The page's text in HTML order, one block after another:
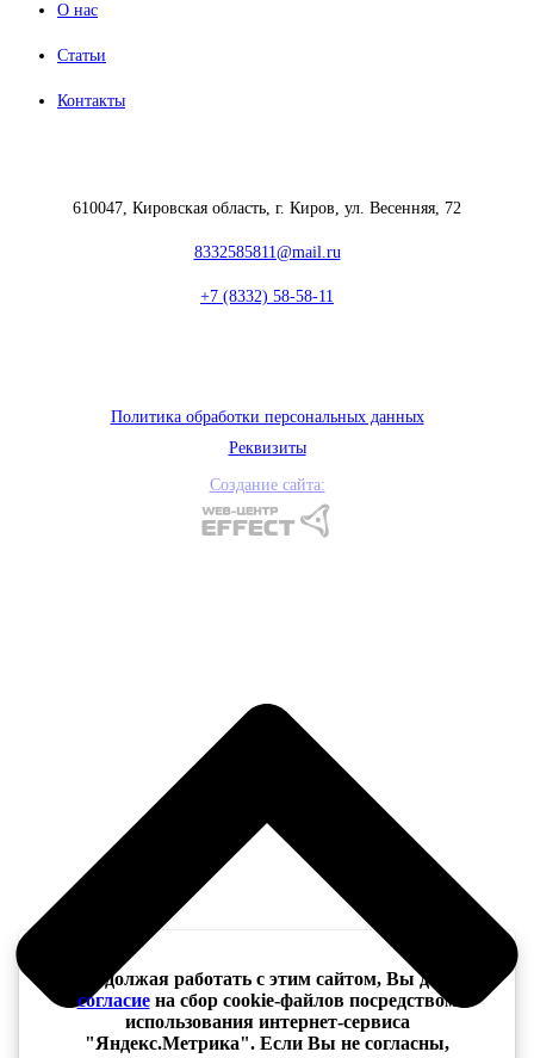
О нас
Статьи
Контакты
610047, Кировская область, г. Киров, ул. Весенняя, 72
8332585811@mail.ru
+7 (8332) 58-58-11
Политика обработки персональных данных
Реквизиты
Создание сайта:
Продолжая работать с этим сайтом, Вы даёте
согласиена сбор cookie-файлов посредством
использования интернет-сервиса
"Яндекс.Метрика". Если Вы не согласны,